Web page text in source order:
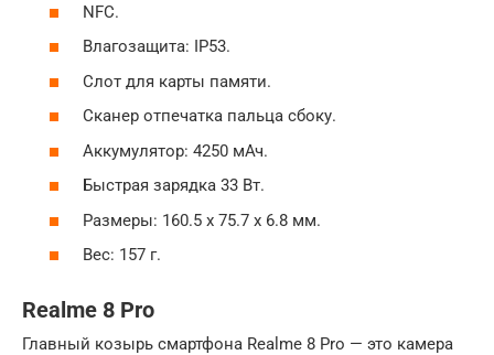
NFC.
Влагозащита: IP53.
Слот для карты памяти.
Сканер отпечатка пальца сбоку.
Аккумулятор: 4250 мАч.
Быстрая зарядка 33 Вт.
Размеры: 160.5 х 75.7 х 6.8 мм.
Вес: 157 г.
Realme 8 Pro
Главный козырь смартфона Realme 8 Pro — это камера